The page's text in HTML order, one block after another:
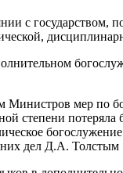
с
мер по
степени
дел Д.А. Толстым